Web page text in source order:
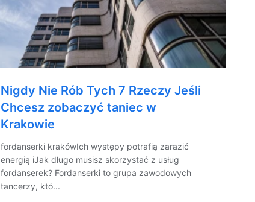
Nigdy Nie Rób Tych 7 Rzeczy Jeśli
Chcesz zobaczyć taniec w
Krakowie
fordanserki krakówIch występy potrafią zarazić
energią iJak długo musisz skorzystać z usług
fordanserek? Fordanserki to grupa zawodowych
tancerzy, któ...